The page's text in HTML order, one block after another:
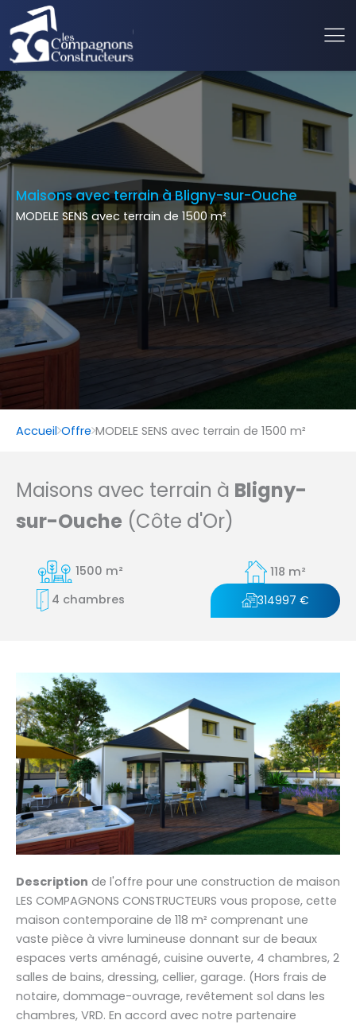
Maisons avec terrain à Bligny-sur-Ouche
MODELE SENS avec terrain de 1500 m²
Accueil Offre MODELE SENS avec terrain de 1500 m²
Maisons avec terrain à Bligny-
sur-Ouche (Côte d'Or)
1500 m²
118 m²
4 chambres
314997 €
Description de l'offre pour une construction de maison
LES COMPAGNONS CONSTRUCTEURS vous propose, cette
maison contemporaine de 118 m² comprenant une
vaste pièce à vivre lumineuse donnant sur de beaux
espaces verts aménagé, cuisine ouverte, 4 chambres, 2
salles de bains, dressing, cellier, garage. (Hors frais de
notaire, dommage-ouvrage, revêtement sol dans les
chambres, VRD. En accord avec notre partenaire